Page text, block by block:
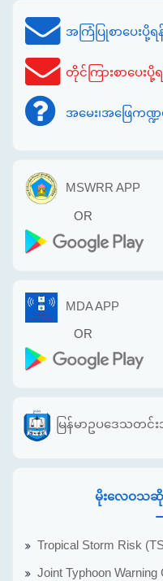
အကြံပြုစာပေးပို့ရ
တိုင်ကြားစာပေးပို့
အမေး၊အဖြေကဏ္ဍ
MSWRR APP
OR
MDA APP
OR
မြန်မာဥပဒေသတ
မိုးလေဝသဆိုင်
Tropical Storm Risk
Joint Typhoon Warning